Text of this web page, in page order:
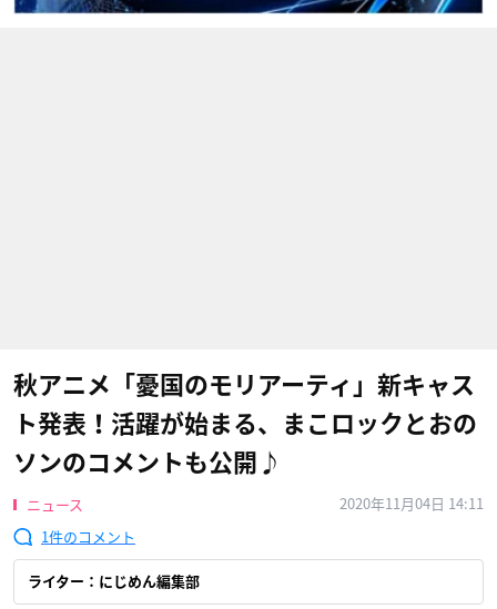
秋アニメ「憂国のモリアーティ」新キャス
ト発表！活躍が始まる、まこロックとおの
ソンのコメントも公開♪
ニュース
2020年11月04日 14:11
1
ライター：にじめん編集部